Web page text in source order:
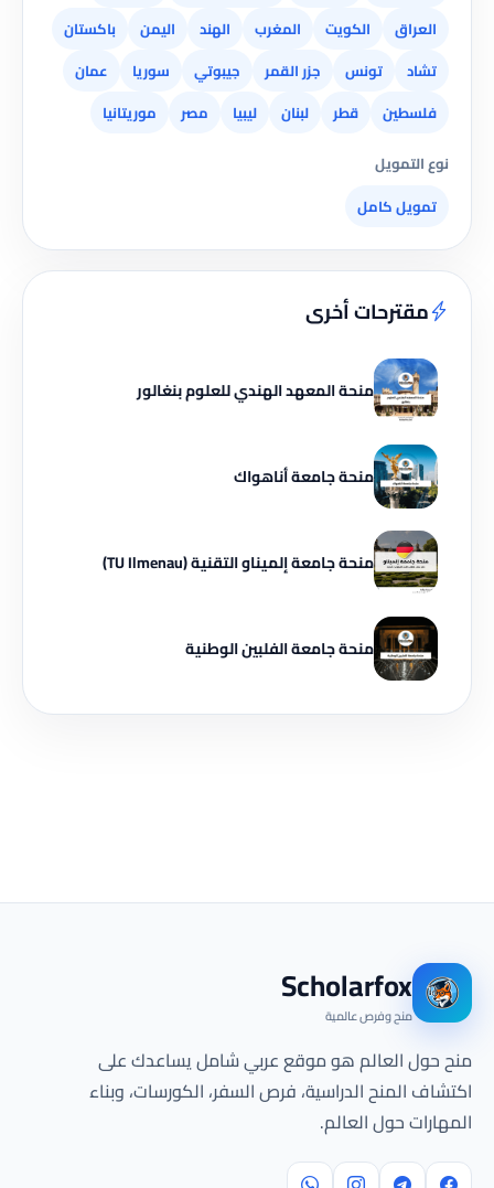
العراق
الكويت المغرب الهند اليمن
باكستان
تشاد
تونس جزر القمر جيبوتي سوريا
عمان
فلسطين
قطر لبنان ليبيا مصر
موريتانيا
نوع التمويل
تمويل كامل
مقترحات أخرى
منحة المعهد الهندي للعلوم بنغالور
منحة جامعة أناهواك
منحة جامعة إلميناو التقنية (TU Ilmenau)
منحة جامعة الفلبين الوطنية
Scholarfox
منح وفرص عالمية
منح حول العالم هو موقع عربي شامل يساعدك على
اكتشاف المنح الدراسية، فرص السفر، الكورسات، وبناء
المهارات حول العالم.